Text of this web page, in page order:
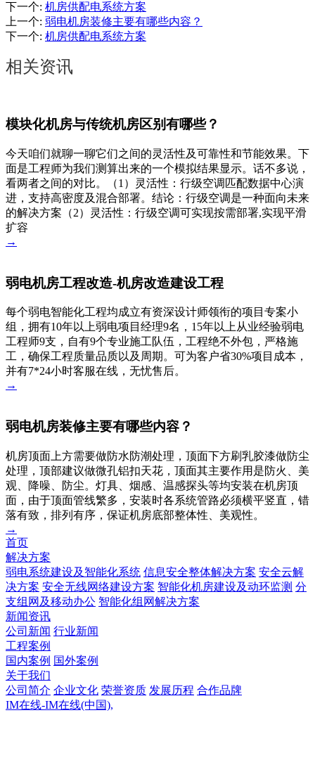
下一个: 机房供配电系统方案
上一个: 弱电机房装修主要有哪些内容？
下一个: 机房供配电系统方案
相关资讯
模块化机房与传统机房区别有哪些？
今天咱们就聊一聊它们之间的灵活性及可靠性和节能效果。下
面是工程师为我们测算出来的一个模拟结果显示。话不多说，
看两者之间的对比。（1）灵活性：行级空调匹配数据中心演
进，支持高密度及混合部署。结论：行级空调是一种面向未来
的解决方案（2）灵活性：行级空调可实现按需部署,实现平滑
扩容
→
弱电机房工程改造-机房改造建设工程
每个弱电智能化工程均成立有资深设计师领衔的项目专案小
组，拥有10年以上弱电项目经理9名，15年以上从业经验弱电
工程师9支，自有9个专业施工队伍，工程绝不外包，严格施
工，确保工程质量品质以及周期。可为客户省30%项目成本，
并有7*24小时客服在线，无忧售后。
→
弱电机房装修主要有哪些内容？
机房顶面上方需要做防水防潮处理，顶面下方刷乳胶漆做防尘
处理，顶部建议做微孔铝扣天花，顶面其主要作用是防火、美
观、降噪、防尘。灯具、烟感、温感探头等均安装在机房顶
面，由于顶面管线繁多，安装时各系统管路必须横平竖直，错
落有致，排列有序，保证机房底部整体性、美观性。
→
首页
解决方案
弱电系统建设及智能化系统 信息安全整体解决方案 安全云解
决方案 安全无线网络建设方案 智能化机房建设及动环监测 分
支组网及移动办公 智能化组网解决方案
新闻资讯
公司新闻 行业新闻
工程案例
国内案例 国外案例
关于我们
公司简介 企业文化 荣誉资质 发展历程 合作品牌
IM在线-IM在线(中国),